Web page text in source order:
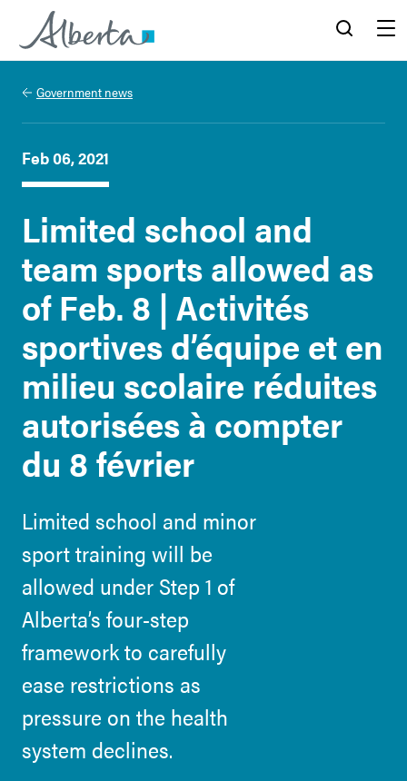
Alberta.ca
Government news
Feb 06, 2021
Limited school and
team sports allowed as
of Feb. 8 | Activités
sportives d’équipe et en
milieu scolaire réduites
autorisées à compter
du 8 février
Limited school and minor
sport training will be
allowed under Step 1 of
Alberta’s four-step
framework to carefully
ease restrictions as
pressure on the health
system declines.